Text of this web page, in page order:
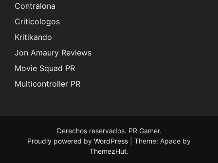
Contralona
Criticologos
Kritikando
Jon Amaury Reviews
Movie Squad PR
Multicontroller PR
Derechos reservados. PR Gamer.
Proudly powered by WordPress
Theme: Apace by
ThemezHut.